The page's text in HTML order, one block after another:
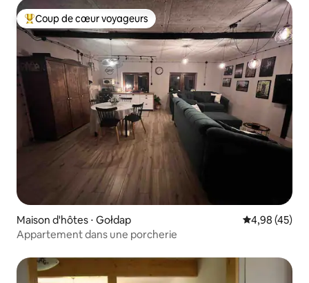
Coups de cœur voyageurs les plus appréciés
Coup de cœur voyageurs
Maison d'hôtes ⋅ Gołdap Évaluation
4,98 (45)
Appartement dans une porcherie